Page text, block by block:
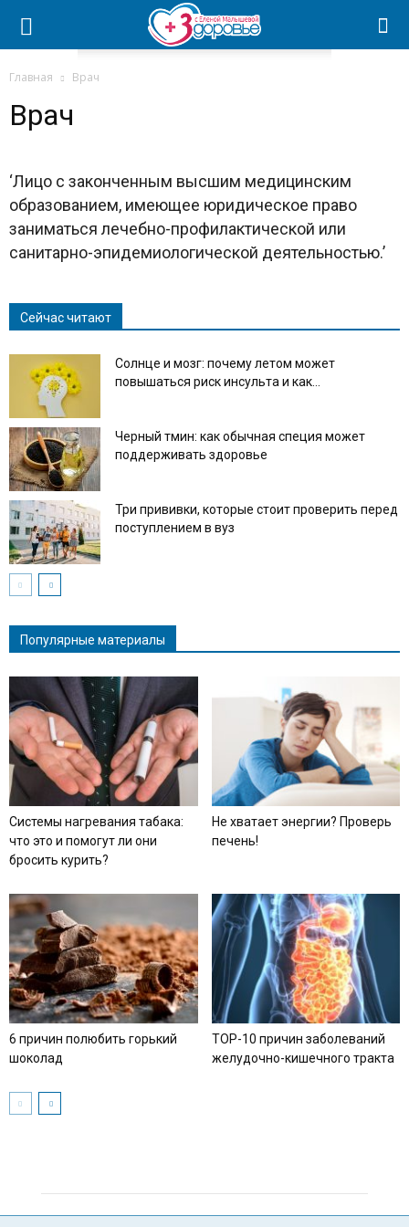
Главная Врач
Врач
‘Лицо с законченным высшим медицинским
образованием, имеющее юридическое право
заниматься лечебно-профилактической или
санитарно-эпидемиологической деятельностью.’
Сейчас читают
Солнце и мозг: почему летом может
повышаться риск инсульта и как...
Черный тмин: как обычная специя может
поддерживать здоровье
Три прививки, которые стоит проверить перед
поступлением в вуз
Популярные материалы
Системы нагревания табака:
что это и помогут ли они
бросить курить?
Не хватает энергии? Проверь
печень!
6 причин полюбить горький
шоколад
TOP-10 причин заболеваний
желудочно-кишечного тракта